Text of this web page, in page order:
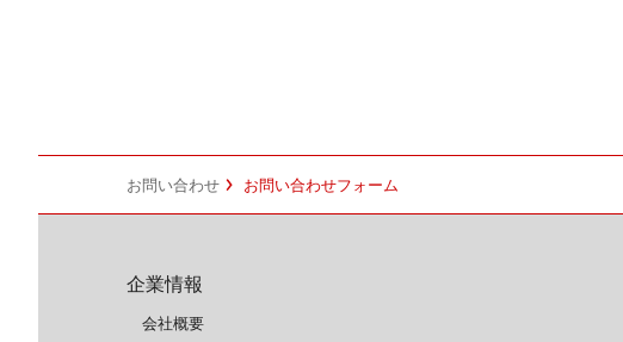
お問い合わせ お問い合わせフォーム
企業情報
会社概要